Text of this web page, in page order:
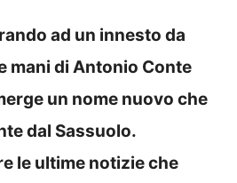
ad un innesto da
mani di Antonio Conte
un nome nuovo che
dal Sassuolo.
le ultime notizie che